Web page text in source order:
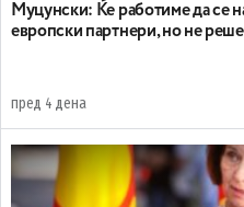
Муцунски: Ќе работиме да се
европски партнери, но не
пред 4 дена